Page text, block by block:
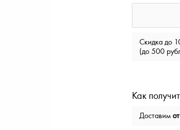
Скидка до
(до 500
Как
Доставим